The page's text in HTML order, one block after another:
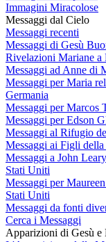
Immagini Miracolose
Messaggi dal Cielo
Messaggi recenti
Messaggi di Gesù
Rivelazioni Mariane a
Messaggi ad Anne di
Messaggi per Maria
Germania
Messaggi per Marcos
Messaggi per Edson
Messaggi al Rifugio
Messaggi ai Figli
Messaggi a John
Stati Uniti
Messaggi per
Stati Uniti
Messaggi da fonti
Cerca i Messaggi
Apparizioni di Gesù e